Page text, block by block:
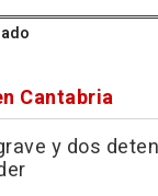
Cantabria
y dos